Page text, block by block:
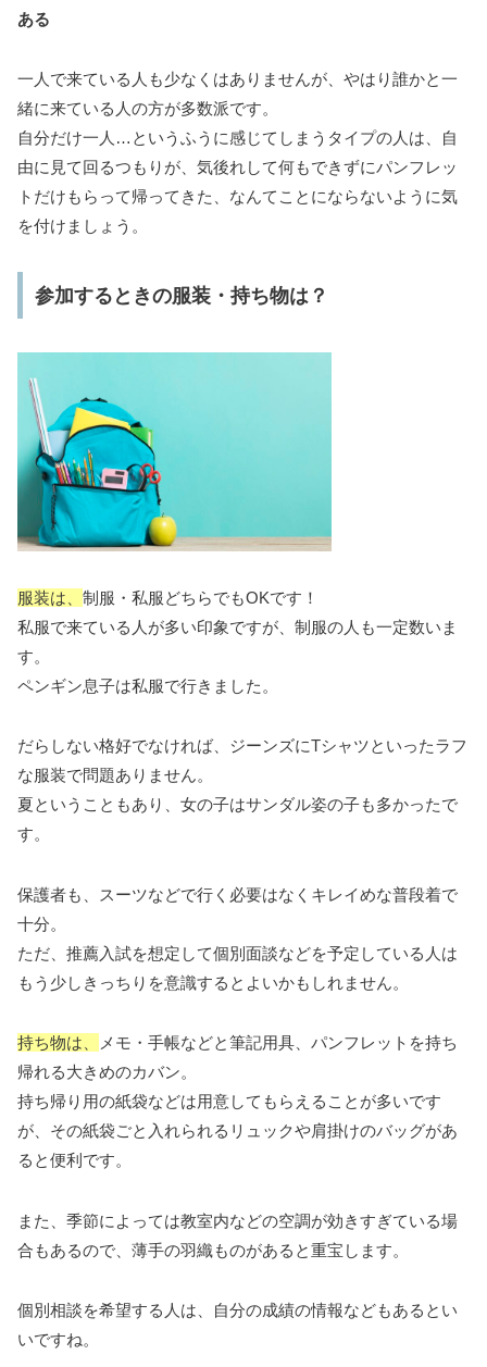
ある
一人で来ている人も少なくはありませんが、やはり誰かと一
緒に来ている人の方が多数派です。
自分だけ一人…というふうに感じてしまうタイプの人は、自
由に見て回るつもりが、気後れして何もできずにパンフレッ
トだけもらって帰ってきた、なんてことにならないように気
を付けましょう。
参加するときの服装・持ち物は？
服装は、 制服・私服どちらでもOKです！
私服で来ている人が多い印象ですが、制服の人も一定数いま
す。
ペンギン息子は私服で行きました。
だらしない格好でなければ、ジーンズにTシャツといったラフ
な服装で問題ありません。
夏ということもあり、女の子はサンダル姿の子も多かったで
す。
保護者も、スーツなどで行く必要はなくキレイめな普段着で
十分。
ただ、推薦入試を想定して個別面談などを予定している人は
もう少しきっちりを意識するとよいかもしれません。
持ち物は、
メモ・手帳などと筆記用具、パンフレットを持ち
帰れる大きめのカバン。
持ち帰り用の紙袋などは用意してもらえることが多いです
が、その紙袋ごと入れられるリュックや肩掛けのバッグがあ
ると便利です。
また、季節によっては教室内などの空調が効きすぎている場
合もあるので、薄手の羽織ものがあると重宝します。
個別相談を希望する人は、自分の成績の情報などもあるとい
いですね。